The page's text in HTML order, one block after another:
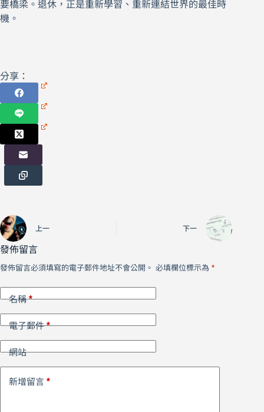
要橋梁。退休，正是重新學習、重新連結世界的最佳時
機。
分享：
上一 下一
發佈留言
發佈留言必須填寫的電子郵件地址不會公開。 必填欄位標示為 *
名稱*
電子郵件*
網站
新增留言 *